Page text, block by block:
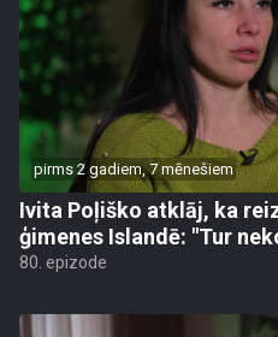
pirms 2 gadiem, 7 mēnešiem
Ivita Poļiško atklāj, ka
ģimenes Islandē: "Tur
80. epizode